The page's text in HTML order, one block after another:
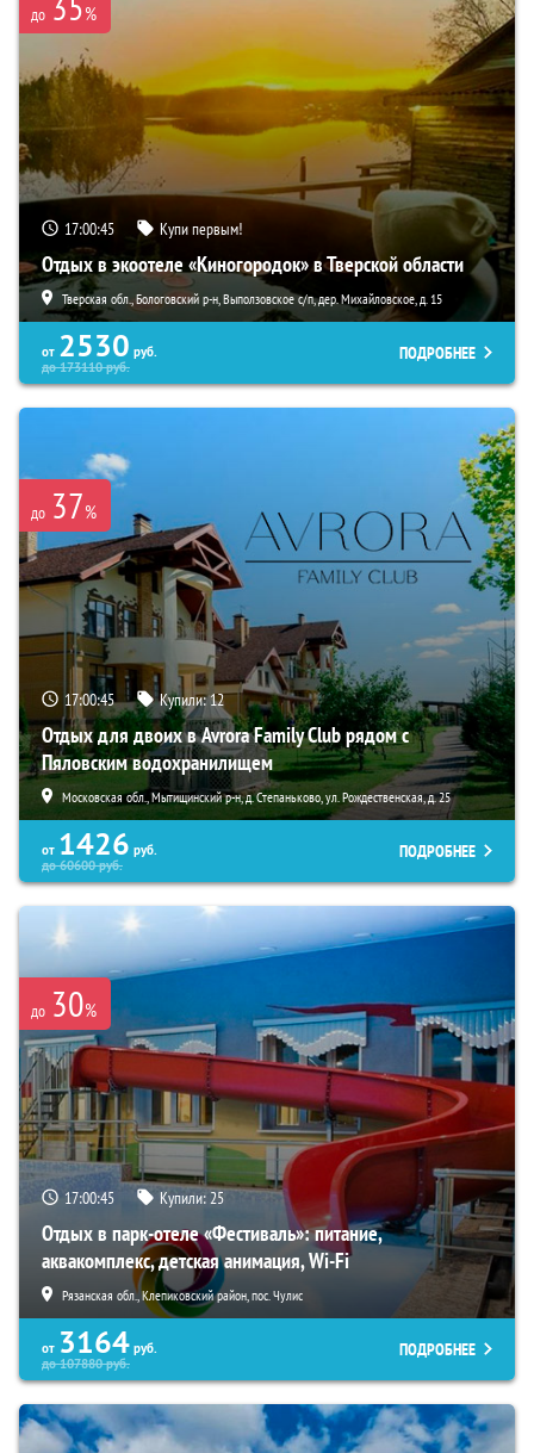
до %
17:00:44 Купи первым!
Отдых в экоотеле «Киногородок» в Тверской области
Тверская обл., Бологовский р-н, Выползовское с/п, дер. Михайловское, д. 15
от 2530 руб.
до173110руб.
ПОДРОБНЕЕ
до 37%
17:00:44 Купили:12
Отдых для двоих в Avrora Family Club рядом с
Пяловским водохранилищем
Московская обл., Мытищинский р-н, д. Степаньково, ул. Рождественская, д. 25
от 1426 руб.
до60600руб.
ПОДРОБНЕЕ
до 30%
17:00:44 Купили:25
Отдых в парк-отеле «Фестиваль»: питание,
аквакомплекс, детская анимация, Wi-Fi
Рязанская обл., Клепиковский район, пос. Чулис
от 3164 руб.
до107880руб.
ПОДРОБНЕЕ